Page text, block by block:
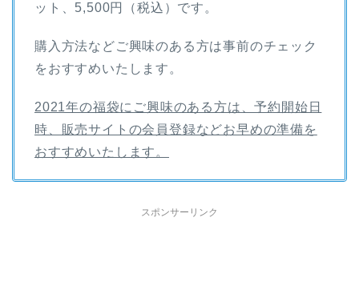
ット、5,500円（税込）です。
購入方法などご興味のある方は事前のチェック
をおすすめいたします。
2021年の福袋にご興味のある方は、予約開始日
時、販売サイトの会員登録などお早めの準備を
おすすめいたします。
スポンサーリンク